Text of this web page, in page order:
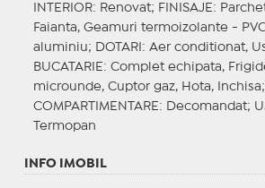
INTERIOR: Renovat; FINISAJE :
Faianta, Geamuri termoizolante -
aluminiu;
DOTARI : Aer conditionat,
BUCATARIE : Complet echipata,
microunde, Cuptor gaz, Hota, Inchisa;
COMPARTIMENTARE : Decomandat;
Termopan
INFO IMOBIL